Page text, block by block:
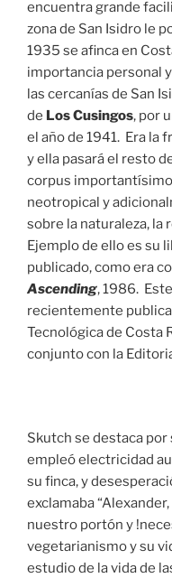
encuentra grande
zona de San Isidro le
1935 se afinca en
importancia personal
las cercanías de San
de Los Cusingos, por
el año de 1941. Era la
y ella pasará el resto
corpus
neotropical y
sobre la naturaleza, la
Ejemplo de ello es su
publicado, como era
Ascending, 1986.
recientemente
Tecnológica de Costa
conjunto con la
Skutch se destaca
empleó electricidad
su finca, y
exclamaba
nuestro portón y
vegetarianismo y su
estudio de la vida de